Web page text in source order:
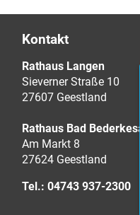
Kontakt
Rathaus Langen
Sieverner Straße 10
27607 Geestland
Rathaus Bad Bederkesa
Am Markt 8
27624 Geestland
Tel.: 04743 937-2300